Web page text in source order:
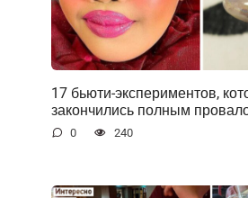
17 бьюти-экспериментов,
закончились полным
0 240